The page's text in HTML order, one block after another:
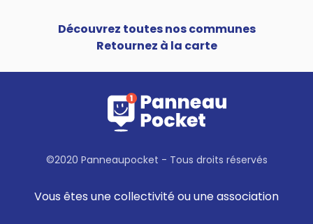
Découvrez toutes nos communes
Retournez à la carte
©2020 Panneaupocket - Tous droits réservés
Vous êtes une collectivité ou une association